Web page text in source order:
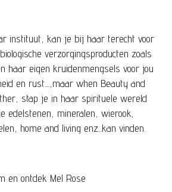
instituut, kan je bij haar terecht voor
biologische verzorgingsproducten zoals
haar eigen kruidenmengsels voor jou
en rust....,maar when Beauty and
stap je in haar spirituele wereld
edelstenen, mineralen, wierook,
home and living enz...kan vinden.
en ontdek Mel Rose